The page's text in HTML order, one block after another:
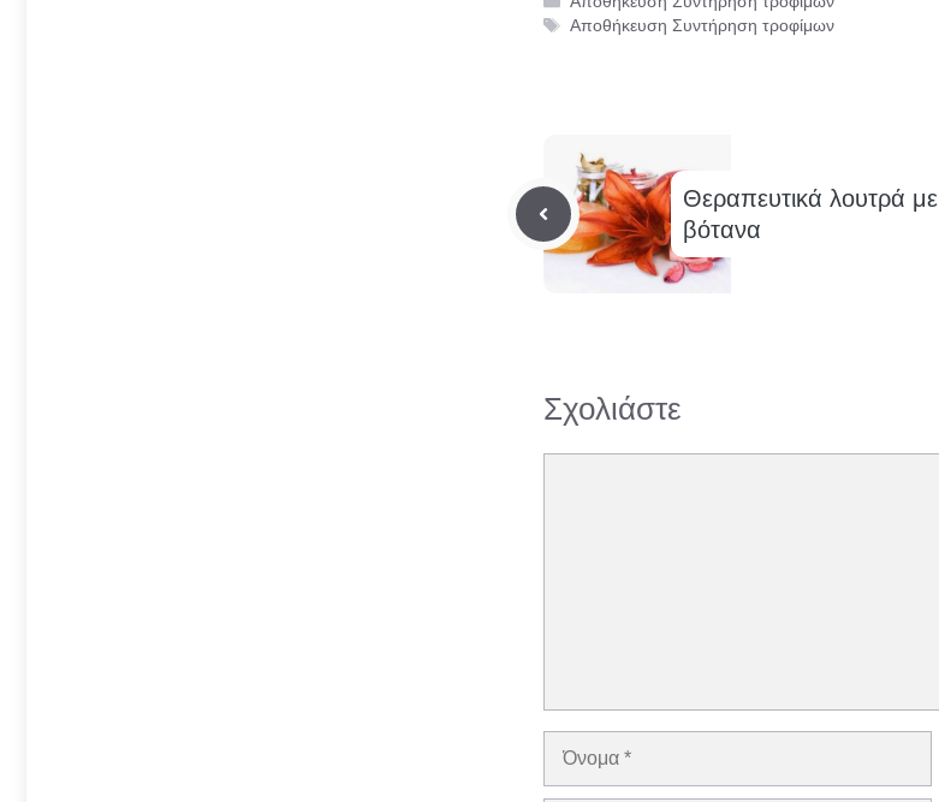
Ετικέτες
Αποθήκευση Συντήρηση τροφίμων
Θεραπευτικά λουτρά με
βότανα
Σχολιάστε
Όνομα